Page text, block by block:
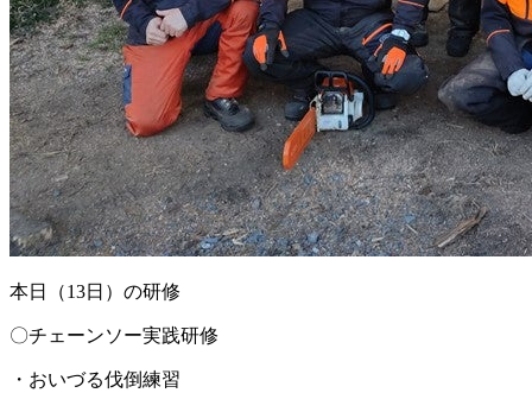
本日（13日）の研修
〇チェーンソー実践研修
・おいづる伐倒練習